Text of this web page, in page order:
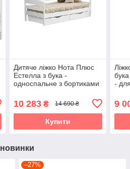
Дитяче ліжко Нота Плюс
Естелла з бука -
односпальне з бортиками
10 283₴ 14 690 ₴
Купити
-
9
новинки
–27%